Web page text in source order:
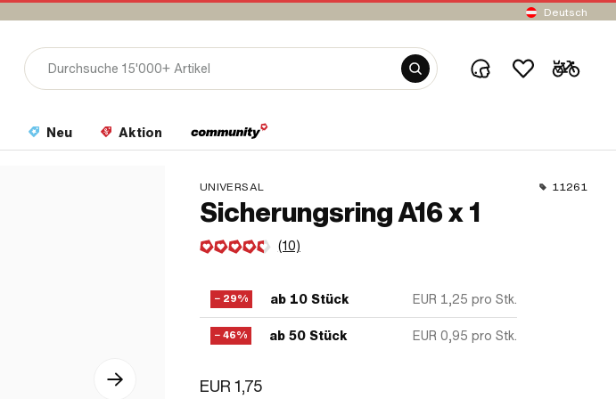
Deutsch
Neu Aktion
UNIVERSAL 11261
Sicherungsring A16 x 1
(10)
− 29% ab 10 Stück EUR 1,25 pro Stk.
− 46% ab 50 Stück EUR 0,95 pro Stk.
EUR 1,75